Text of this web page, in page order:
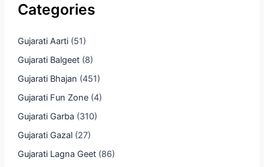
Categories
Gujarati Aarti(51)
Gujarati Balgeet(8)
Gujarati Bhajan (451)
Gujarati Fun Zone(4)
Gujarati Garba (310)
Gujarati Gazal(27)
Gujarati Lagna Geet(86)